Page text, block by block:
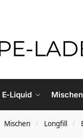
E-Liquid Mischen
Mischen / Longfill /